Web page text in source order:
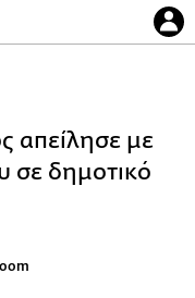
απείλησε με
σε δημοτικό